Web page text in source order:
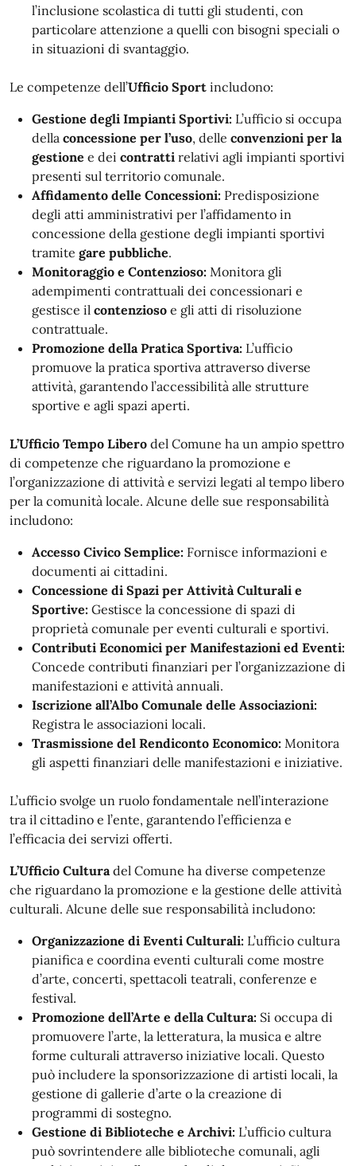
l’inclusione scolastica di tutti gli studenti, con
particolare attenzione a quelli con bisogni speciali o
in situazioni di svantaggio.
Le competenze dell’Ufficio Sport includono:
Gestione degli Impianti Sportivi: L’ufficio si occupa
della concessione per l’uso, delle convenzioni per la
gestione e dei contratti relativi agli impianti sportivi
presenti sul territorio comunale.
Affidamento delle Concessioni: Predisposizione
degli atti amministrativi per l’affidamento in
concessione della gestione degli impianti sportivi
tramite gare pubbliche.
Monitoraggio e Contenzioso: Monitora gli
adempimenti contrattuali dei concessionari e
gestisce il contenzioso e gli atti di risoluzione
contrattuale.
Promozione della Pratica Sportiva: L’ufficio
promuove la pratica sportiva attraverso diverse
attività, garantendo l’accessibilità alle strutture
sportive e agli spazi aperti.
L’Ufficio Tempo Libero del Comune ha un ampio spettro
di competenze che riguardano la promozione e
l’organizzazione di attività e servizi legati al tempo libero
per la comunità locale. Alcune delle sue responsabilità
includono:
Accesso Civico Semplice: Fornisce informazioni e
documenti ai cittadini.
Concessione di Spazi per Attività Culturali e
Sportive: Gestisce la concessione di spazi di
proprietà comunale per eventi culturali e sportivi.
Contributi Economici per Manifestazioni ed Eventi:
Concede contributi finanziari per l’organizzazione di
manifestazioni e attività annuali.
Iscrizione all’Albo Comunale delle Associazioni:
Registra le associazioni locali.
Trasmissione del Rendiconto Economico: Monitora
gli aspetti finanziari delle manifestazioni e iniziative.
L’ufficio svolge un ruolo fondamentale nell’interazione
tra il cittadino e l’ente, garantendo l’efficienza e
l’efficacia dei servizi offerti.
L’Ufficio Culturadel Comune ha diverse competenze
che riguardano la promozione e la gestione delle attività
culturali. Alcune delle sue responsabilità includono:
Organizzazione di Eventi Culturali: L’ufficio cultura
pianifica e coordina eventi culturali come mostre
d’arte, concerti, spettacoli teatrali, conferenze e
festival.
Promozione dell’Arte e della Cultura: Si occupa di
promuovere l’arte, la letteratura, la musica e altre
forme culturali attraverso iniziative locali. Questo
può includere la sponsorizzazione di artisti locali, la
gestione di gallerie d’arte o la creazione di
programmi di sostegno.
Gestione di Biblioteche e Archivi: L’ufficio cultura
può sovrintendere alle biblioteche comunali, agli